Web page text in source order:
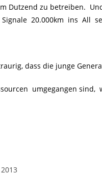
Dutzend zu betreiben.
20.000km ins All
dass die junge
umgegangen sind,